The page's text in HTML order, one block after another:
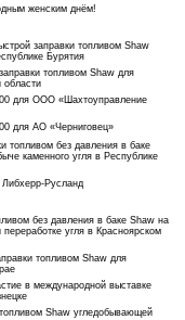
женским днём!
заправки топливом Shaw
Бурятия
топливом Shaw для
области
для ООО «Шахтоуправление
для АО «Черниговец»
топливом без давления в баке
каменного угля в Республике
Русланд
без давления в баке Shaw на
угля в Красноярском
топливом Shaw для
в международной выставке
Shaw угледобывающей